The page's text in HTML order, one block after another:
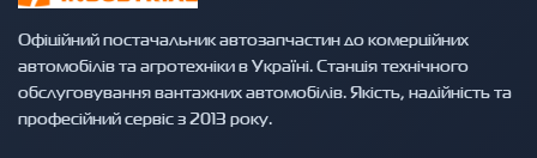
Офіційний постачальник автозапчастин до комерційних
автомобілів та агротехніки в Україні. Станція технічного
обслуговування вантажних автомобілів. Якість, надійність та
професійний сервіс з 2013 року.